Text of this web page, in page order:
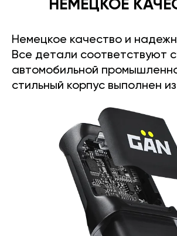
НЕМЕЦКОЕ
Немецкое качество и
Все детали соответствуют
автомобильной
стильный корпус выполнен